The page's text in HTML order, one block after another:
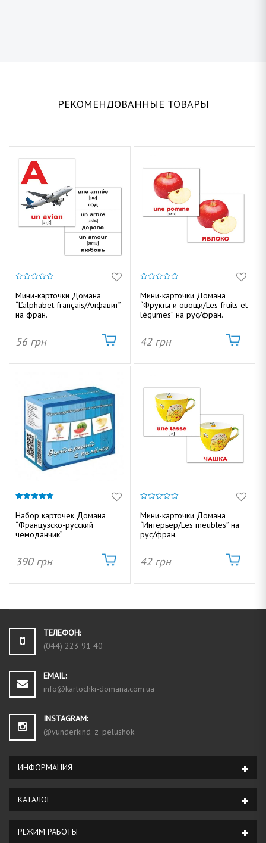
РЕКОМЕНДОВАННЫЕ ТОВАРЫ
и
зМини-карточки Домана
“L’alphabet français/Алфавит”
на фран.
56 грн
и
з
5
Мини-карточки Домана
“Фрукты и овощи/Les fruits et
légumes” на рус/фран.
42 грн
из 5
Набор карточек Домана
“Французско-русский
чемоданчик”
390 грн
и
зМини-карточки Домана
“Интерьер/Les meubles” на
рус/фран.
42 грн
ТЕЛЕФОН:
(044) 223 91 40
EMAIL:
info@kartochki-domana.com.ua
INSTAGRAM:
@vunderkind_z_pelushok
ИНФОРМАЦИЯ
КАТАЛОГ
РЕЖИМ РАБОТЫ